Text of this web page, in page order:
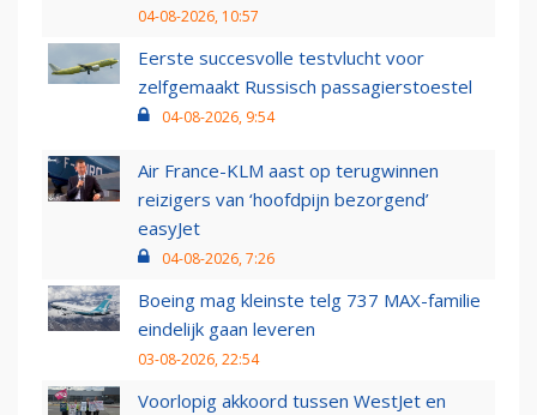
04-08-2026, 10:57
Eerste succesvolle testvlucht voor
zelfgemaakt Russisch passagierstoestel
04-08-2026, 9:54
Air France-KLM aast op terugwinnen
reizigers van ‘hoofdpijn bezorgend’
easyJet
04-08-2026, 7:26
Boeing mag kleinste telg 737 MAX-familie
eindelijk gaan leveren
03-08-2026, 22:54
Voorlopig akkoord tussen WestJet en